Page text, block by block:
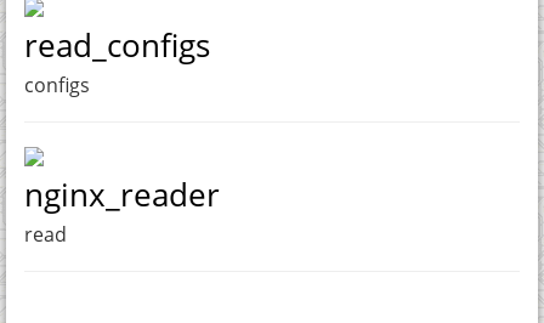
read_configs
configs
nginx_reader
read